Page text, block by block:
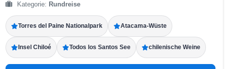
Kategorie: Rundreise
Torres del Paine Nationalpark Atacama-Wüste
Insel Chiloé Todos los Santos See chilenische Weine